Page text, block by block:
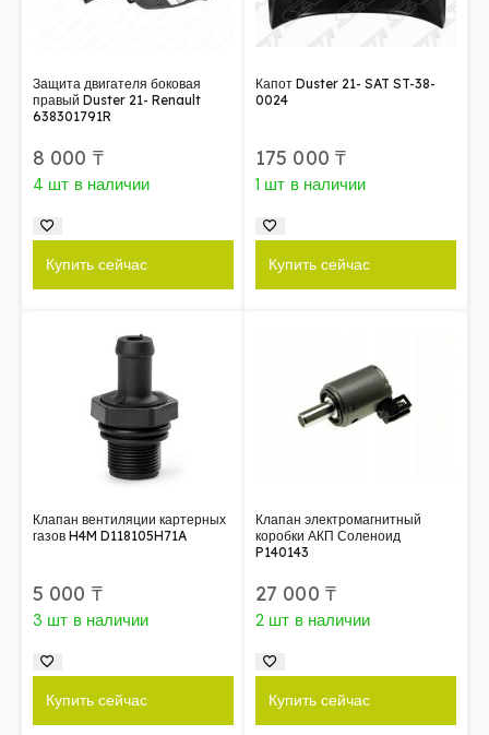
Защита двигателя боковая
правый Duster 21- Renault
638301791R
8 000 ₸
4 шт в наличии
Купить сейчас
Капот Duster 21- SAT ST-38-
0024
175 000 ₸
1 шт в наличии
Купить сейчас
Клапан вентиляции картерных
газов H4M D118105H71A
5 000 ₸
3 шт в наличии
Купить сейчас
Клапан электромагнитный
коробки АКП Соленоид
P140143
27 000 ₸
2 шт в наличии
Купить сейчас